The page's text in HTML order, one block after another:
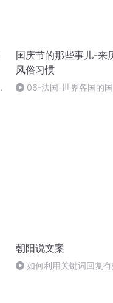
国庆节的那些事儿-来
风俗习惯
06-法国-世界各国的
朝阳说文案
如何利用关键词回复